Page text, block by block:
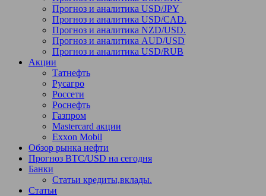
Прогноз и аналитика USD/JPY
Прогноз и аналитика USD/CAD.
Прогноз и аналитика NZD/USD.
Прогноз и аналитика AUD/USD
Прогноз и аналитика USD/RUB
Акции
Татнефть
Русагро
Россети
Роснефть
Газпром
Mastercard акции
Exxon Mobil
Обзор рынка нефти
Прогноз BTC/USD на сегодня
Банки
Статьи кредиты,вклады.
Статьи